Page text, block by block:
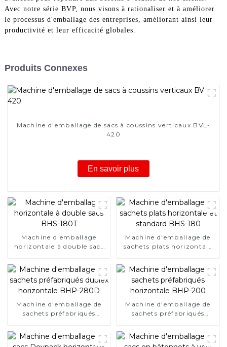
Avec notre série BVP, nous visons à rationaliser et à améliorer
le processus d'emballage des entreprises, améliorant ainsi leur
productivité et leur efficacité globales.
Produits Connexes
Machine d'emballage de sacs à coussins verticaux BVL-
420
En savoir plus
Machine d'emballage
horizontale à double sacs
Machine d'emballage de
sachets plats horizontale
Machine d'emballage de
sachets préfabriqués
Machine d'emballage de
sachets préfabriqués